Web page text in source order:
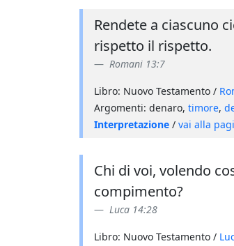
Rendete a ciascuno
rispetto il rispetto.
Romani 13:7
Libro: Nuovo Testamento /
Argomenti: denaro, timore,
Interpretazione / vai alla
Chi di voi, volendo
compimento?
Luca 14:28
Libro: Nuovo Testamento /